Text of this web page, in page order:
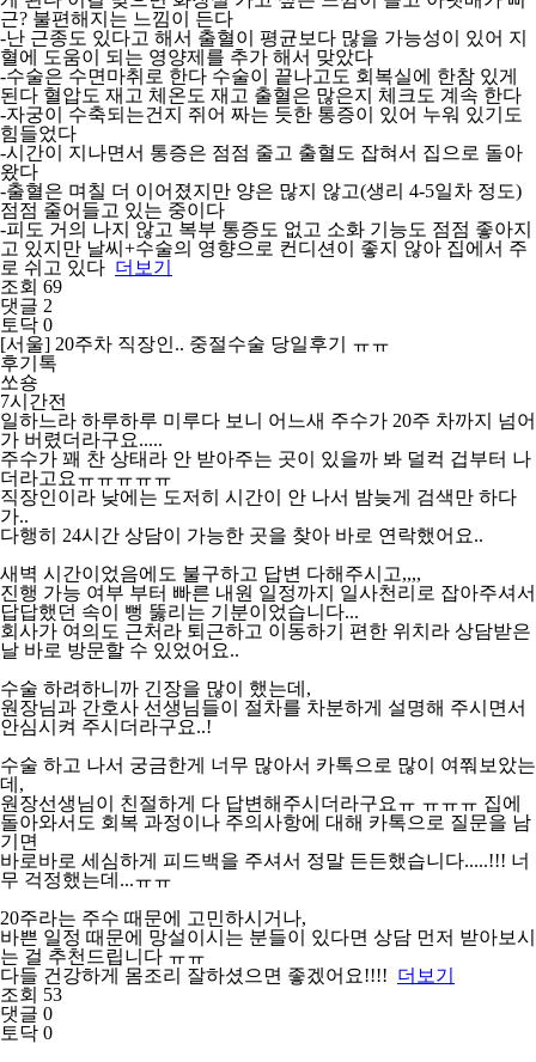
근? 불편해지는 느낌이 든다
-난 근종도 있다고 해서 출혈이 평균보다 많을 가능성이 있어 지
혈에 도움이 되는 영양제를 추가 해서 맞았다
-수술은 수면마취로 한다 수술이 끝나고도 회복실에 한참 있게
된다 혈압도 재고 체온도 재고 출혈은 많은지 체크도 계속 한다
-자궁이 수축되는건지 쥐어 짜는 듯한 통증이 있어 누워 있기도
힘들었다
-시간이 지나면서 통증은 점점 줄고 출혈도 잡혀서 집으로 돌아
왔다
-출혈은 며칠 더 이어졌지만 양은 많지 않고(생리 4-5일차 정도)
점점 줄어들고 있는 중이다
-피도 거의 나지 않고 복부 통증도 없고 소화 기능도 점점 좋아지
고 있지만 날씨+수술의 영향으로 컨디션이 좋지 않아 집에서 주
로 쉬고 있다 더보기
조회 69
댓글 2
토닥 0
[서울] 20주차 직장인.. 중절수술 당일후기 ㅠㅠ
후기톡
쏘숑
7시간전
일하느라 하루하루 미루다 보니 어느새 주수가 20주 차까지 넘어
가 버렸더라구요.....
주수가 꽤 찬 상태라 안 받아주는 곳이 있을까 봐 덜컥 겁부터 나
더라고요ㅠㅠㅠㅠㅠ
직장인이라 낮에는 도저히 시간이 안 나서 밤늦게 검색만 하다
가..
다행히 24시간 상담이 가능한 곳을 찾아 바로 연락했어요..
새벽 시간이었음에도 불구하고 답변 다해주시고,,,,
진행 가능 여부 부터 빠른 내원 일정까지 일사천리로 잡아주셔서
답답했던 속이 뻥 뚫리는 기분이었습니다...
회사가 여의도 근처라 퇴근하고 이동하기 편한 위치라 상담받은
날 바로 방문할 수 있었어요..
수술 하려하니까 긴장을 많이 했는데,
원장님과 간호사 선생님들이 절차를 차분하게 설명해 주시면서
안심시켜 주시더라구요..!
수술 하고 나서 궁금한게 너무 많아서 카톡으로 많이 여쭤보았는
데,
원장선생님이 친절하게 다 답변해주시더라구요ㅠ ㅠㅠㅠ 집에
돌아와서도 회복 과정이나 주의사항에 대해 카톡으로 질문을 남
기면
바로바로 세심하게 피드백을 주셔서 정말 든든했습니다.....!!! 너
무 걱정했는데...ㅠㅠ
20주라는 주수 때문에 고민하시거나,
바쁜 일정 때문에 망설이시는 분들이 있다면 상담 먼저 받아보시
는 걸 추천드립니다 ㅠㅠ
다들 건강하게 몸조리 잘하셨으면 좋겠어요!!!! 더보기
조회 53
댓글 0
토닥 0